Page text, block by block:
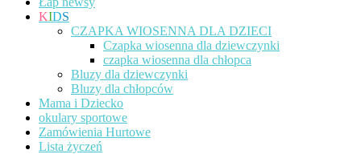
KIDS
CZAPKA WIOSENNA DLA DZIECI
Czapka wiosenna dla dziewczynki
czapka wiosenna dla chłopca
Bluzy dla dziewczynki
Bluzy dla chłopców
Mama i Dziecko
okulary sportowe
Zamówienia Hurtowe
Lista życzeń